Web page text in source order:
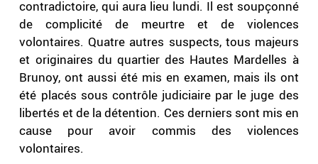
contradictoire, qui aura lieu lundi. Il est soupçonné
de complicité de meurtre et de violences
volontaires. Quatre autres suspects, tous majeurs
et originaires du quartier des Hautes Mardelles à
Brunoy, ont aussi été mis en examen, mais ils ont
été placés sous contrôle judiciaire par le juge des
libertés et de la détention. Ces derniers sont mis en
cause pour avoir commis des violences
volontaires.